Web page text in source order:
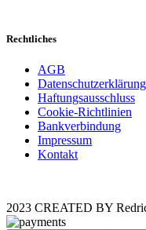
Rechtliches
AGB
Datenschutzerklärung
Haftungsausschluss
Cookie-Richtlinien
Bankverbindung
Impressum
Kontakt
2023 CREATED BY